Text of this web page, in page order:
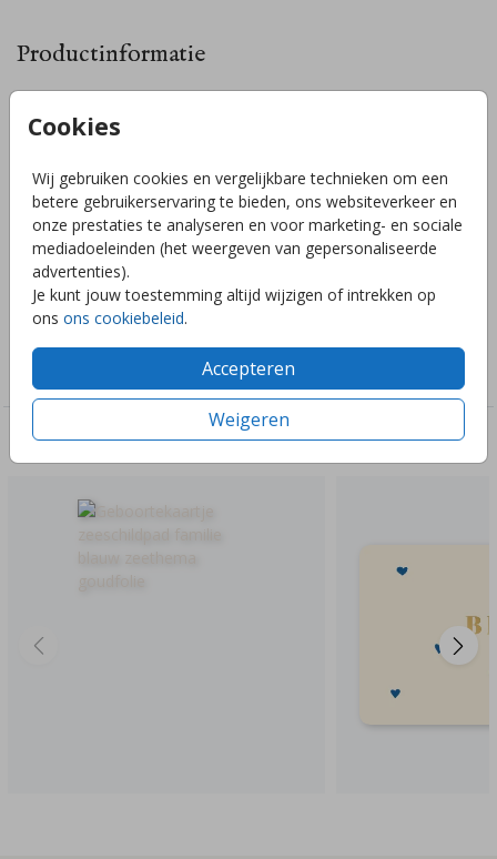
Cookies
Wij gebruiken cookies en vergelijkbare technieken om een
betere gebruikerservaring te bieden, ons websiteverkeer en
onze prestaties te analyseren en voor marketing- en sociale
mediadoeleinden (het weergeven van gepersonaliseerde
advertenties).
Je kunt jouw toestemming altijd wijzigen of intrekken op
ons ons cookiebeleid.
Accepteren
Weigeren
Productinformatie
Omschrijving
van een aquarel koalabeertje die een hoogglans hartje
vasthoudt. Pas gemakkelijk de kleur folie, achtergrond en/of
hartje naar wens en smaak aan, heb je hulp nodig of vragen
- wij helpen je graag! // VIC
Toon meer
Collectie
Deze ontwerpen vind je misschien ook leuk